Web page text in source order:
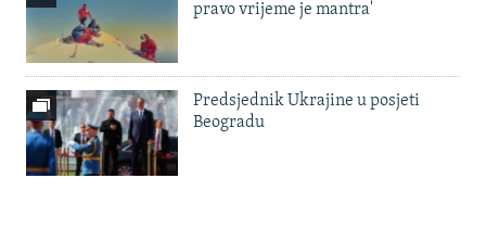
pravo vrijeme je mantra'
Predsjednik Ukrajine u posjeti
Beogradu